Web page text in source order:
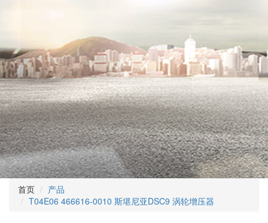
首页
产品
T04E06 466616-0010 斯堪尼亚DSC9 涡轮增压器